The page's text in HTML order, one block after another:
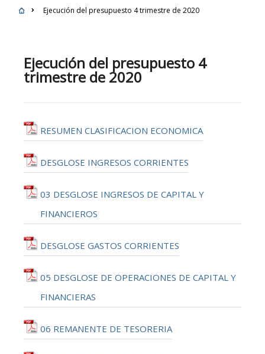
Ejecución del presupuesto 4 trimestre de 2020
Ejecución del presupuesto 4
trimestre de 2020
RESUMEN CLASIFICACION ECONOMICA
DESGLOSE INGRESOS CORRIENTES
03 DESGLOSE INGRESOS DE CAPITAL Y
FINANCIEROS
DESGLOSE GASTOS CORRIENTES
05 DESGLOSE DE OPERACIONES DE CAPITAL Y
FINANCIERAS
06 REMANENTE DE TESORERIA